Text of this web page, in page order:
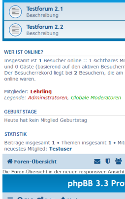
Die Foren-Übersicht in der neuen responsiven Ansicht.